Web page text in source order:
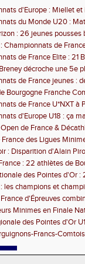
d'Europe : Miellet et
du Monde U20 :
: 26 jeunes pousses
retenues
Championnats de
de France Elite : 21
décroche une 5e
de France jeunes :
pour la BFC
Bourgogne Franche
de France U*NXT à
forced'Europe U18 : ça
de France &
Francs-Comtois sur
des Ligues
: Disparition d'Alain
: 22 athlètes de
des Pointes d'Or :
les champions et
d'Épreuves
Minimes en Finale
des Pointes d'Or
Francs-